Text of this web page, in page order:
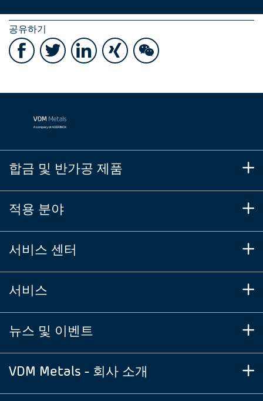
공유하기
합금 및 반가공 제품
적용 분야
서비스 센터
서비스
뉴스 및 이벤트
VDM Metals - 회사 소개